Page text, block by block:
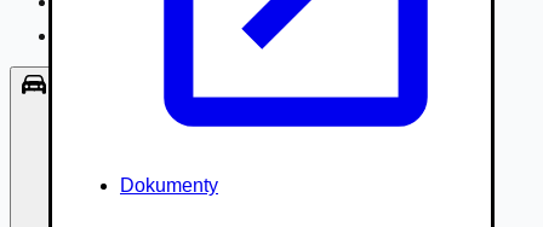
Dokumenty
Príslušenstvo, Oblečenie